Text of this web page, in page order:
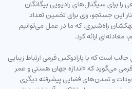
را برای سیگنال‌های رادیویی بیگانگان
این جستجو، وی برای تخمین تعداد
راه‌شیری، که ما در عمل می‌توانیم
معادله‌ای ارائه کرد.
است که با پارادوکس فرمی ارتباط زیبایی
می‌گوید که «اندازه جهان هستی و عمر
و تمدن‌های فضایی پیشرفته دیگری